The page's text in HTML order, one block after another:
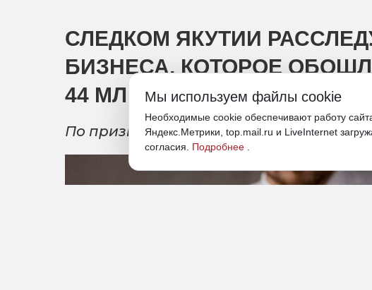
СЛЕДКОМ ЯКУТИИ
БИЗНЕСА, КОТОРОЕ
44 МЛН РУБЛЕЙ
По признакам преступления возбудили
Мы используем файлы cookie
Необходимые cookie обеспечивают работу
Яндекс.Метрики, top.mail.ru и LiveInternet
согласия. Подробнее